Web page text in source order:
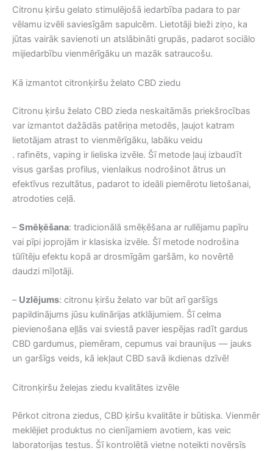
Citronu ķiršu gelato stimulējošā iedarbība padara to par
vēlamu izvēli saviesīgām sapulcēm. Lietotāji bieži ziņo, ka
jūtas vairāk savienoti un atslābināti grupās, padarot sociālo
mijiedarbību vienmērīgāku un mazāk satraucošu.
Kā izmantot citronķiršu želato CBD ziedu
Citronu ķiršu želato CBD zieda neskaitāmās priekšrocības
var izmantot dažādās patēriņa metodēs, ļaujot katram
lietotājam atrast to vienmērīgāku, labāku veidu
. rafinēts, vaping ir lieliska izvēle. Šī metode ļauj izbaudīt
visus garšas profilus, vienlaikus nodrošinot ātrus un
efektīvus rezultātus, padarot to ideāli piemērotu lietošanai,
atrodoties ceļā.
–Smēķēšana: tradicionālā smēķēšana ar rullējamu papīru
vai pīpi joprojām ir klasiska izvēle. Šī metode nodrošina
tūlītēju efektu kopā ar drosmīgām garšām, ko novērtē
daudzi mīļotāji.
– Uzlējums: citronu ķiršu želato var būt arī garšīgs
papildinājums jūsu kulinārijas atklājumiem. Šī celma
pievienošana eļļās vai sviestā paver iespējas radīt gardus
CBD gardumus, piemēram, cepumus vai braunijus — jauks
un garšīgs veids, kā iekļaut CBD savā ikdienas dzīvē!
Citronķiršu želejas ziedu kvalitātes izvēle
Pērkot citrona ziedus, CBD ķiršu kvalitāte ir būtiska. Vienmēr
meklējiet produktus no cienījamiem avotiem, kas veic
laboratorijas testus. Šī kontrolētā vietne noteikti novērsīs